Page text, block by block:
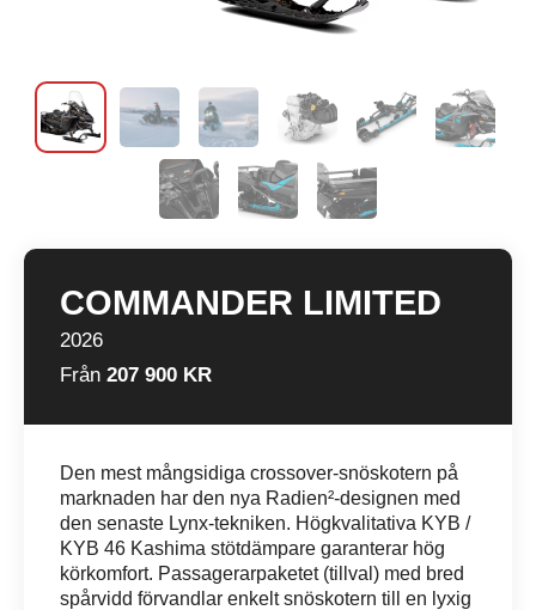
COMMANDER LIMITED
2026
Från 207 900 KR
Den mest mångsidiga crossover-snöskotern på
marknaden har den nya Radien²-designen med
den senaste Lynx-tekniken. Högkvalitativa KYB /
KYB 46 Kashima stötdämpare garanterar hög
körkomfort. Passagerarpaketet (tillval) med bred
spårvidd förvandlar enkelt snöskotern till en lyxig